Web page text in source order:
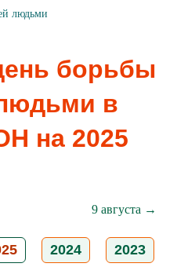
людьми
борьбы
в
на 2025
9 августа →
2024 2023